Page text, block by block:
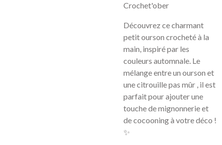
Crochet'ober
Découvrez ce charmant
petit ourson crocheté à la
main, inspiré par les
couleurs automnale. Le
mélange entre un ourson et
une citrouille pas mûr , il est
parfait pour ajouter une
touche de mignonnerie et
de cocooning à votre déco !
✨